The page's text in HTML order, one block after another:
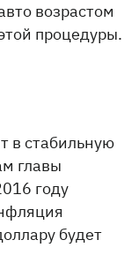
возрастом
процедуры.
в стабильную
главы
году
будет